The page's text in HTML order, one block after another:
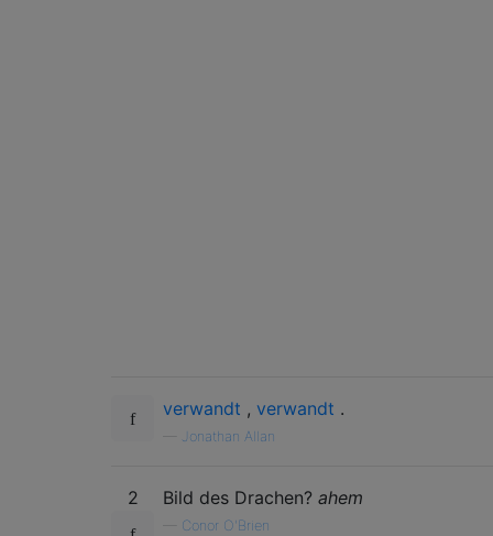
verwandt , verwandt .
Jonathan Allan
2 Bild des Drachen? ahem
Conor O'Brien